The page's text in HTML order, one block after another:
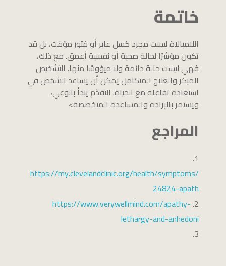
خاتمة
اللامبالاة ليست مجرد كسل عابر أو فتور مؤقت، بل قد
تكون مؤشرًا لحالة صحية أو نفسية أعمق. مع ذلك،
فهي ليست حالة دائمة ولا ميؤوسًا منها. التشخيص
المبكر والعلاج المتكامل يمكن أن يساعد الشخص في
استعادة تفاعله مع الحياة. التقدّم يبدأ بالوعي،
ويستمر بالإرادة والمساعدة المتخصصة>
المراجع
https://my.clevelandclinic.org/health/symptoms/
24824-apath
https://www.verywellmind.com/apathy-
lethargy-and-anhedoni